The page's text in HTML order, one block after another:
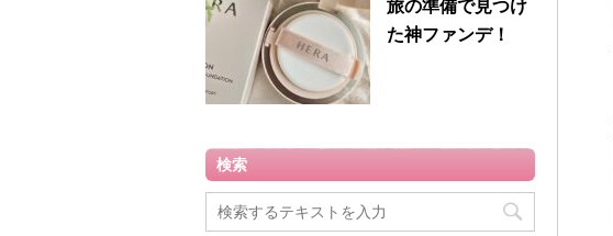
旅の準備で見つけ
た神ファンデ！
検索